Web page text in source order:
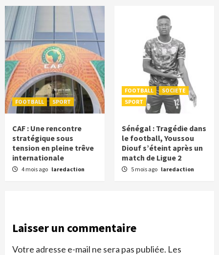
FOOTBALL SPORT
CAF : Une rencontre
stratégique sous
tension en pleine trêve
internationale
4 mois ago laredaction
FOOTBALL
SOCIETE
SPORT
Sénégal : Tragédie dans
le football, Youssou
Diouf s’éteint après un
match de Ligue 2
5 mois ago laredaction
Laisser un commentaire
Votre adresse e-mail ne sera pas publiée. Les